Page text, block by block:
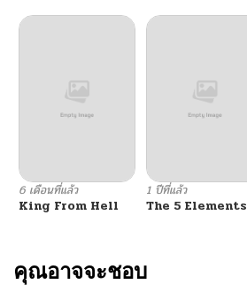
6 เดือนที่แล้ว
King From Hell
1 ปีที่แล้ว
The 5 Elements
คุณอาจจะชอบ